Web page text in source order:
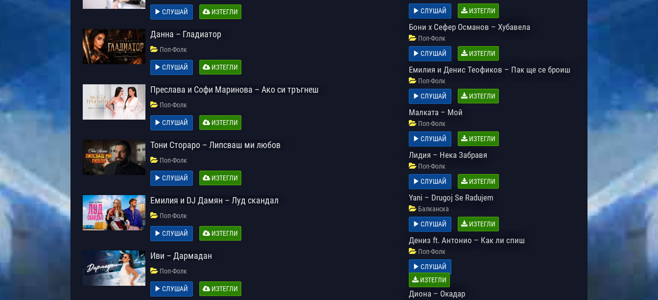
СЛУШАЙ ИЗТЕГЛИ
Данна – Гладиатор
Поп-Фолк
СЛУШАЙ ИЗТЕГЛИ
Преслава и Софи Маринова – Ако си тръгнеш
Поп-Фолк
СЛУШАЙ ИЗТЕГЛИ
Тони Стораро – Липсваш ми любов
Поп-Фолк
СЛУШАЙ ИЗТЕГЛИ
Емилия и DJ Дамян – Луд скандал
Поп-Фолк
СЛУШАЙ ИЗТЕГЛИ
Иви – Дармадан
Поп-Фолк
СЛУШАЙ ИЗТЕГЛИ
СЛУШАЙ
ИЗТЕГЛИ
Бони х Сефер Османов – Хубавела
Поп-Фолк
СЛУШАЙ
ИЗТЕГЛИ
Емилия и Денис Теофиков – Пак ще се броиш
Поп-Фолк
СЛУШАЙ
ИЗТЕГЛИ
Малката – Мой
Поп-Фолк
СЛУШАЙ
ИЗТЕГЛИ
Лидия – Нека Забравя
Поп-Фолк
СЛУШАЙ
ИЗТЕГЛИ
Yani – Drugoj Se Radujem
Балканска
СЛУШАЙ
ИЗТЕГЛИ
Дениз ft. Антонио – Как ли спиш
Поп-Фолк
СЛУШАЙ
ИЗТЕГЛИ
Диона – Окадар